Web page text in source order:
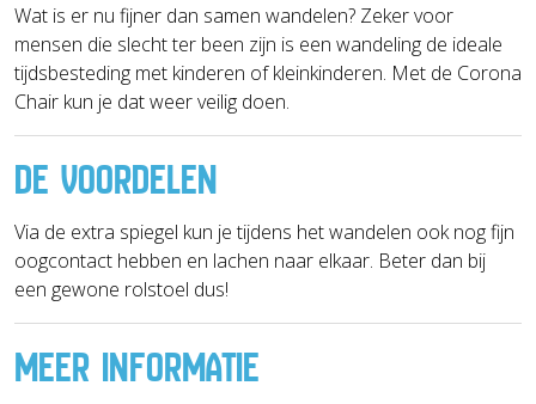
Wat is er nu fijner dan samen wandelen? Zeker voor
mensen die slecht ter been zijn is een wandeling de ideale
tijdsbesteding met kinderen of kleinkinderen. Met de Corona
Chair kun je dat weer veilig doen.
DE VOORDELEN
Via de extra spiegel kun je tijdens het wandelen ook nog fijn
oogcontact hebben en lachen naar elkaar. Beter dan bij
een gewone rolstoel dus!
MEER INFORMATIE